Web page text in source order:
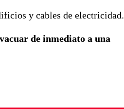
y cables de electricidad.
de inmediato a una